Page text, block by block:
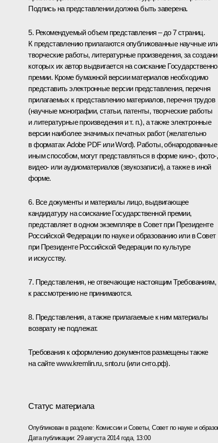
Подпись на представлении должна быть заверена.
5. Рекомендуемый объем представления – до 7 страниц.
К представлению прилагаются опубликованные научные
творческие работы, литературные произведения, за
которых их автор выдвигается на соискание
премии. Кроме бумажной версии материалов необходимо
представить электронные версии представления, перечня
прилагаемых к представлению материалов, перечня трудов
(научные монографии, статьи, патенты, творческие работы
и литературные произведения и т. п.), а также электронные
версии наиболее значимых печатных работ (желательно
в форматах Adobe PDF или Word). Работы, обнародованные
иным способом, могут представляться в форме кино-, фото-,
видео- или аудиоматериалов (звукозаписи), а также в иной
форме.
6. Все документы и материалы лицо, выдвигающее
кандидатуру на соискание Государственной премии,
представляет в одном экземпляре в Совет при Президенте
Российской Федерации по науке и образованию или в Совет
при Президенте Российской Федерации по культуре
и искусству.
7. Представления, не отвечающие настоящим Требованиям,
к рассмотрению не принимаются.
8. Представления, а также прилагаемые к ним материалы
возврату не подлежат.
Требования к оформлению документов размещены также
на сайтеwww.kremlin.ru,snto.ru(или снто.рф).
Статус материала
Опубликован в разделе: Комиссии и Советы,Совет по науке и
Дата публикации: 29 августа 2014 года, 13:00